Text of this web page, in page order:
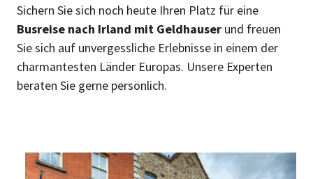
Sichern Sie sich noch heute Ihren Platz für eine
Busreise nach Irland mit Geldhauser und freuen
Sie sich auf unvergessliche Erlebnisse in einem der
charmantesten Länder Europas. Unsere Experten
beraten Sie gerne persönlich.